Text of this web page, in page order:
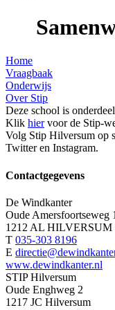
Home
Vraagbaak
Onderwijs
Over Stip
Deze school is
Klik hiervoor de Stip-
Volg Stip Hilversum op
Twitter en Instagram.
Contactgegevens
De Windkanter
Oude Amersfoortseweg
1212 AL HILVERSUM
T 035-303 8196
E
www.dewindkanter.nl
STIP Hilversum
Oude Enghweg 2
1217 JC Hilversum